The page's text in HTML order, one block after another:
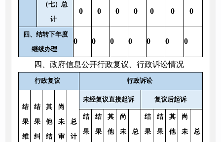
（七）总
计
0 0 0 0 0 0 0
四、结转下年度
继续办理
0 0 0 0 0 0 0
四、政府信息公开行政复议、行政诉讼情况
行政复议 行政诉讼
结
果
维
结
果
纠
其
他
结
尚
未
审
总
计
未经复议直接起诉 复议后起诉
结
果
结
果
其
他
尚
未
总
结
果
结
果
其
他
尚
未
总